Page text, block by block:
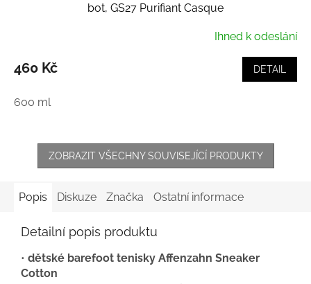
bot, GS27 Purifiant Casque
Ihned k odeslání
460 Kč DETAIL
600 ml
ZOBRAZIT VŠECHNY SOUVISEJÍCÍ PRODUKTY
Popis Diskuze Značka Ostatní informace
Detailní popis produktu
• dětské barefoot tenisky Affenzahn Sneaker
Cotton